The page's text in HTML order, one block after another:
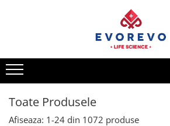
Medical
Nebulizatoare
Concentratoare oxigen
Dopplere
Toate Produsele
Afiseaza: 1-24 din 1072 produse